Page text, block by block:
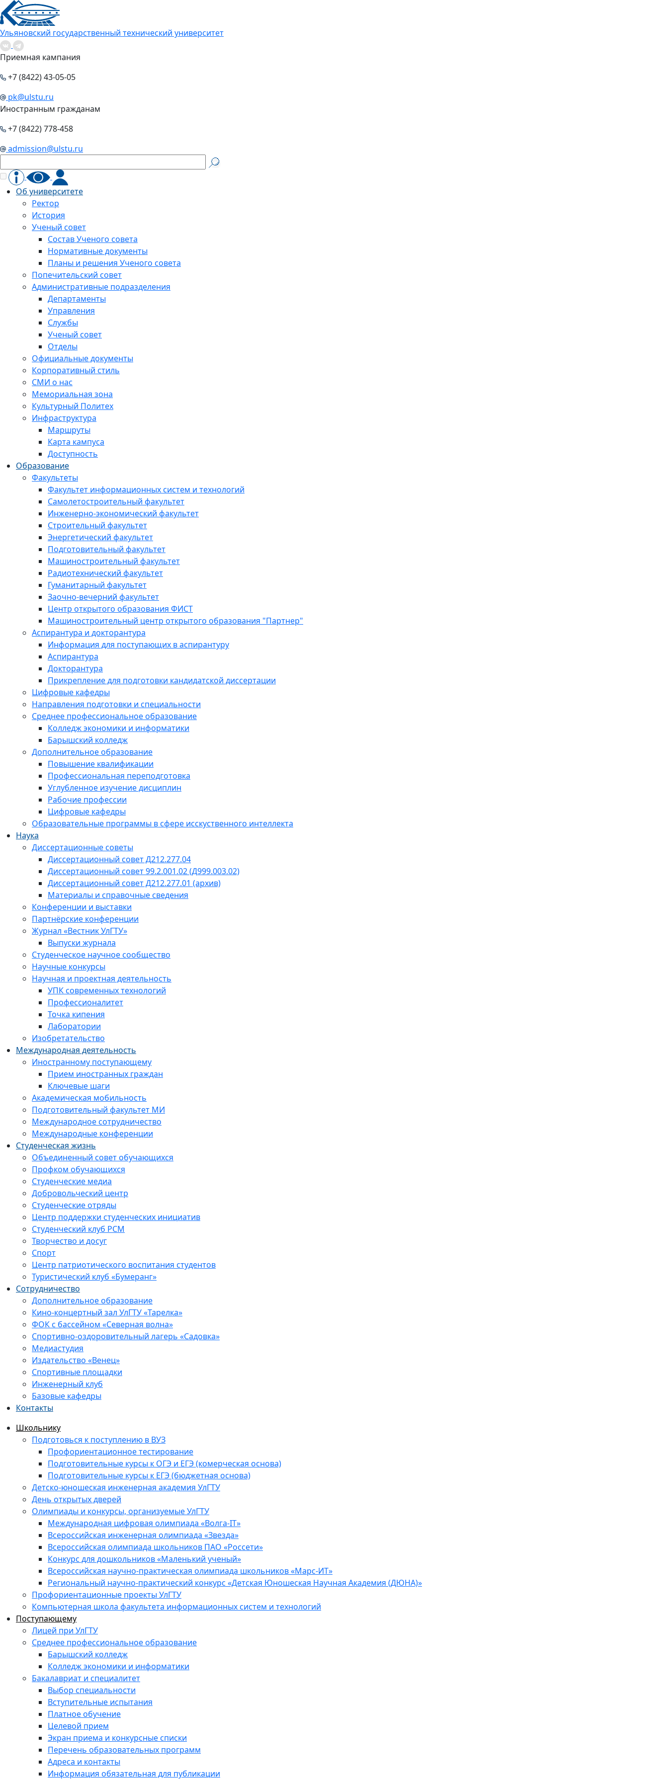
Ульяновский государственный технический университет
Приемная кампания
+7 (8422) 43-05-05
pk@ulstu.ru
Иностранным гражданам
+7 (8422) 778-458
admission@ulstu.ru
Об университете
Ректор
История
Ученый совет
Состав Ученого совета
Нормативные документы
Планы и решения Ученого совета
Попечительский совет
Административные подразделения
Департаменты
Управления
Службы
Ученый совет
Отделы
Официальные документы
Корпоративный стиль
СМИ о нас
Мемориальная зона
Культурный Политех
Инфраструктура
Маршруты
Карта кампуса
Доступность
Образование
Факультеты
Факультет информационных систем и технологий
Самолетостроительный факультет
Инженерно-экономический факультет
Строительный факультет
Энергетический факультет
Подготовительный факультет
Машиностроительный факультет
Радиотехнический факультет
Гуманитарный факультет
Заочно-вечерний факультет
Центр открытого образования ФИСТ
Машиностроительный центр открытого образования "Партнер"
Аспирантура и докторантура
Информация для поступающих в аспирантуру
Аспирантура
Докторантура
Прикрепление для подготовки кандидатской диссертации
Цифровые кафедры
Направления подготовки и специальности
Среднее профессиональное образование
Колледж экономики и информатики
Барышский колледж
Дополнительное образование
Повышение квалификации
Профессиональная переподготовка
Углубленное изучение дисциплин
Рабочие профессии
Цифровые кафедры
Образовательные программы в сфере исскуственного интеллекта
Наука
Диссертационные советы
Диссертационный совет Д212.277.04
Диссертационный совет 99.2.001.02 (Д999.003.02)
Диссертационный совет Д212.277.01 (архив)
Материалы и справочные сведения
Конференции и выставки
Партнёрские конференции
Журнал «Вестник УлГТУ»
Выпуски журнала
Студенческое научное сообщество
Научные конкурсы
Научная и проектная деятельность
УПК современных технологий
Профессионалитет
Точка кипения
Лаборатории
Изобретательство
Международная деятельность
Иностранному поступающему
Прием иностранных граждан
Ключевые шаги
Академическая мобильность
Подготовительный факультет МИ
Международное сотрудничество
Международные конференции
Студенческая жизнь
Объединенный совет обучающихся
Профком обучающихся
Студенческие медиа
Добровольческий центр
Студенческие отряды
Центр поддержки студенческих инициатив
Студенческий клуб РСМ
Творчество и досуг
Спорт
Центр патриотического воспитания студентов
Туристический клуб «Бумеранг»
Сотрудничество
Дополнительное образование
Кино-концертный зал УлГТУ «Тарелка»
ФОК с бассейном «Северная волна»
Спортивно-оздоровительный лагерь «Садовка»
Медиастудия
Издательство «Венец»
Спортивные площадки
Инженерный клуб
Базовые кафедры
Контакты
Школьнику
Подготовься к поступлению в ВУЗ
Профориентационное тестирование
Подготовительные курсы к ОГЭ и ЕГЭ (комерческая основа)
Подготовительные курсы к ЕГЭ (бюджетная основа)
Детско-юношеская инженерная академия УлГТУ
День открытых дверей
Олимпиады и конкурсы, организуемые УлГТУ
Международная цифровая олимпиада «Волга-IT»
Всероссийская инженерная олимпиада «Звезда»
Всероссийская олимпиада школьников ПАО «Россети»
Конкурс для дошкольников «Маленький ученый»
Всероссийская научно-практическая олимпиада школьников «Марс-ИТ»
Региональный научно-практический конкурс «Детская Юношеская Научная Академия (ДЮНА)»
Профориентационные проекты УлГТУ
Компьютерная школа факультета информационных систем и технологий
Поступающему
Лицей при УлГТУ
Среднее профессиональное образование
Барышский колледж
Колледж экономики и информатики
Бакалавриат и специалитет
Выбор специальности
Вступительные испытания
Платное обучение
Целевой прием
Экран приема и конкурсные списки
Перечень образовательных программ
Адреса и контакты
Информация обязательная для публикации